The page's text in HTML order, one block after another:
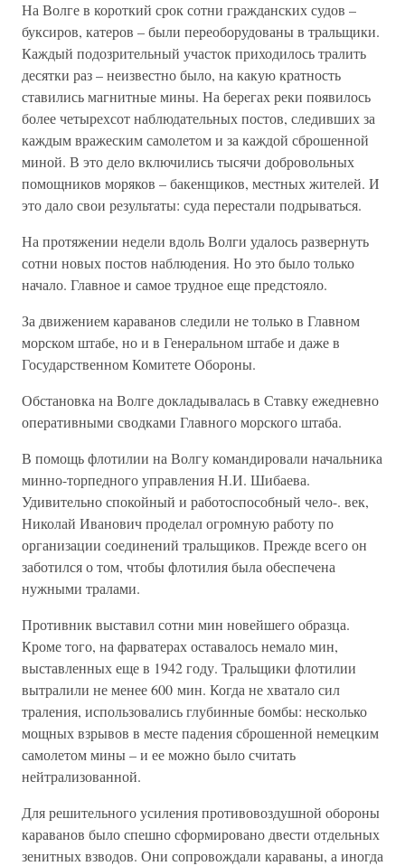
На Волге в короткий срок сотни гражданских судов –
буксиров, катеров – были переоборудованы в тральщики.
Каждый подозрительный участок приходилось тралить
десятки раз – неизвестно было, на какую кратность
ставились магнитные мины. На берегах реки появилось
более четырехсот наблюдательных постов, следивших за
каждым вражеским самолетом и за каждой сброшенной
миной. В это дело включились тысячи добровольных
помощников моряков – бакенщиков, местных жителей. И
это дало свои результаты: суда перестали подрываться.
На протяжении недели вдоль Волги удалось развернуть
сотни новых постов наблюдения. Но это было только
начало. Главное и самое трудное еще предстояло.
За движением караванов следили не только в Главном
морском штабе, но и в Генеральном штабе и даже в
Государственном Комитете Обороны.
Обстановка на Волге докладывалась в Ставку ежедневно
оперативными сводками Главного морского штаба.
В помощь флотилии на Волгу командировали начальника
минно-торпедного управления Н.И. Шибаева.
Удивительно спокойный и работоспособный чело-. век,
Николай Иванович проделал огромную работу по
организации соединений тральщиков. Прежде всего он
заботился о том, чтобы флотилия была обеспечена
нужными тралами.
Противник выставил сотни мин новейшего образца.
Кроме того, на фарватерах оставалось немало мин,
выставленных еще в 1942 году. Тральщики флотилии
вытралили не менее 600 мин. Когда не хватало сил
траления, использовались глубинные бомбы: несколько
мощных взрывов в месте падения сброшенной немецким
самолетом мины – и ее можно было считать
нейтрализованной.
Для решительного усиления противовоздушной обороны
караванов было спешно сформировано двести отдельных
зенитных взводов. Они сопровождали караваны, а иногда